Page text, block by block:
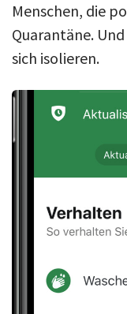
Menschen, die
Quarantäne.
sich isolieren.